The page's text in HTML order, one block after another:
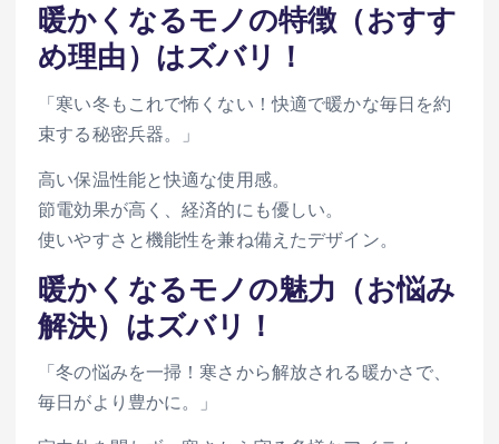
暖かくなるモノの特徴（おすす
め理由）はズバリ！
「寒い冬もこれで怖くない！快適で暖かな毎日を約
束する秘密兵器。」
高い保温性能と快適な使用感。
節電効果が高く、経済的にも優しい。
使いやすさと機能性を兼ね備えたデザイン。
暖かくなるモノの魅力（お悩み
解決）はズバリ！
「冬の悩みを一掃！寒さから解放される暖かさで、
毎日がより豊かに。」